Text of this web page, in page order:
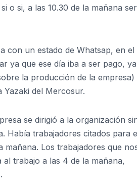
o si, a las 10.30 de la mañana
con un estado de Whatsap, en el
ya que ese día iba a ser pago,
la producción de la empresa)
del Mercosur.
se dirigió a la organización
Había trabajadores citados para
Los trabajadores que
trabajo a las 4 de la mañana,